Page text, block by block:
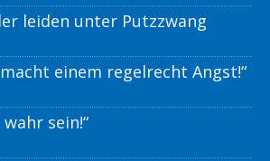
leiden unter Putzzwang
einem regelrecht Angst!“
sein!“